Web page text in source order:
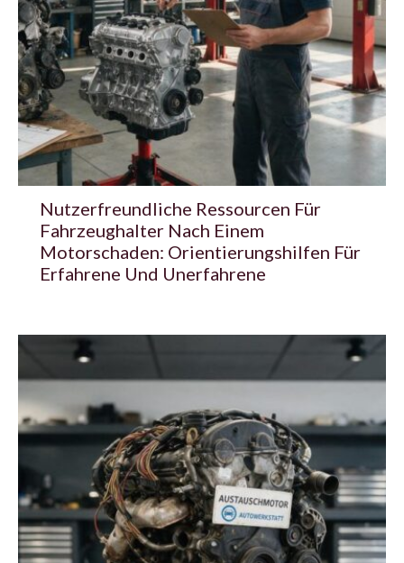
Nutzerfreundliche Ressourcen Für
Fahrzeughalter Nach Einem
Motorschaden: Orientierungshilfen Für
Erfahrene Und Unerfahrene